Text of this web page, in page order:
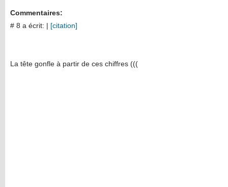
Commentaires:
# 8 a écrit: | [citation]
La tête gonfle à partir de ces chiffres (((